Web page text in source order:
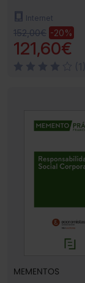
Internet
152,00€ -20%
121,60€
MEMENTOS